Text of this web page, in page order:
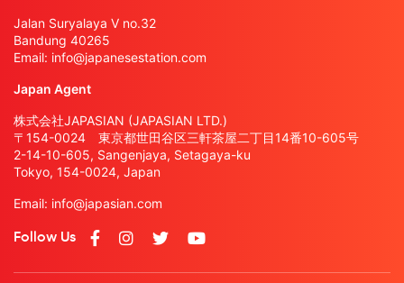
Jalan Suryalaya V no.32
Bandung 40265
Email: info@japanesestation.com
Japan Agent
株式会社JAPASIAN (JAPASIAN LTD.)
〒154-0024 東京都世田谷区三軒茶屋二丁目14番10-605号
2-14-10-605, Sangenjaya, Setagaya-ku
Tokyo, 154-0024, Japan
Email: info@japasian.com
Follow Us